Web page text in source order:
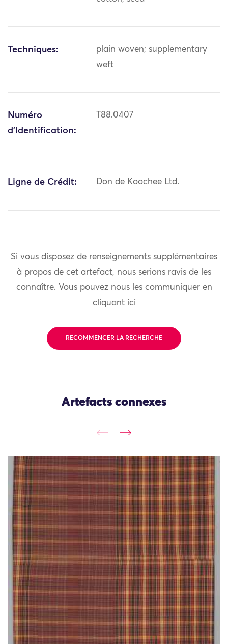
Techniques:
plain woven; supplementary
weft
Numéro
d'Identification:
T88.0407
Ligne de Crédit: Don de Koochee Ltd.
Si vous disposez de renseignements supplémentaires
à propos de cet artefact, nous serions ravis de les
connaître. Vous pouvez nous les communiquer en
cliquant ici
RECOMMENCER LA RECHERCHE
Artefacts connexes